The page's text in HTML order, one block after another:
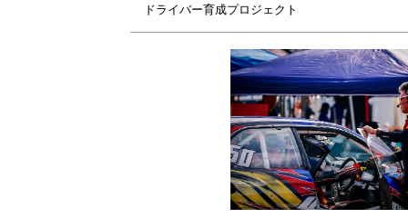
ドライバー育成プロジェクト